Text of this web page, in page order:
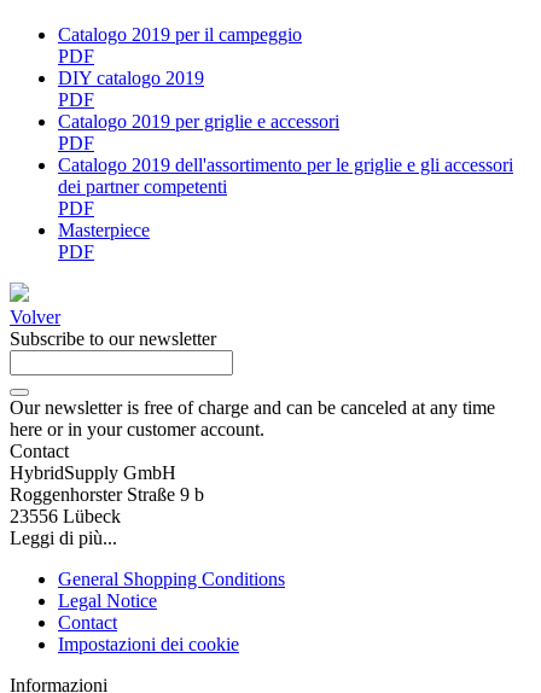
Catalogo 2019 per il campeggio
PDF
DIY catalogo 2019
PDF
Catalogo 2019 per griglie e accessori
PDF
Catalogo 2019 dell'assortimento per le griglie e gli accessori
dei partner competenti
PDF
Masterpiece
PDF
Volver
Subscribe to our newsletter
Our newsletter is free of charge and can be canceled at any time
here or in your customer account.
Contact
HybridSupply GmbH
Roggenhorster Straße 9 b
23556 Lübeck
Leggi di più...
General Shopping Conditions
Legal Notice
Contact
Impostazioni dei cookie
Informazioni